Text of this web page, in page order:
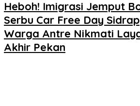
Heboh! Imigrasi Jemput
Serbu Car Free Day
Warga Antre Nikmati
Akhir Pekan